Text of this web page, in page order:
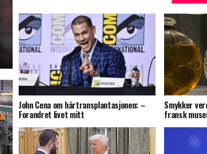
John Cena om hårtransplantasjonen: –
Forandret livet mitt
Smykker
fransk